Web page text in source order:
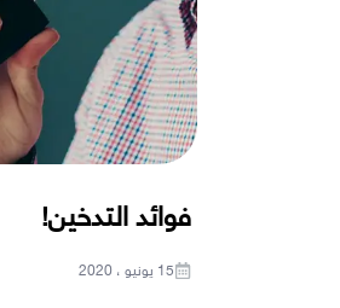
فوائد التدخين!
15 يونيو ، 2020